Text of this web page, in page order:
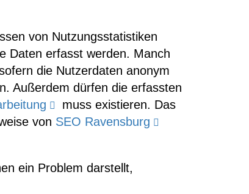
von Nutzungsstatistiken
Daten erfasst werden. Manch
die Nutzerdaten anonym
Außerdem dürfen die erfassten
muss existieren. Das
von SEO Ravensburg
ein Problem darstellt,